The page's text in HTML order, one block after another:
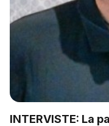
INTERVISTE: La